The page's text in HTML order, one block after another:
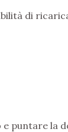
di
puntare la